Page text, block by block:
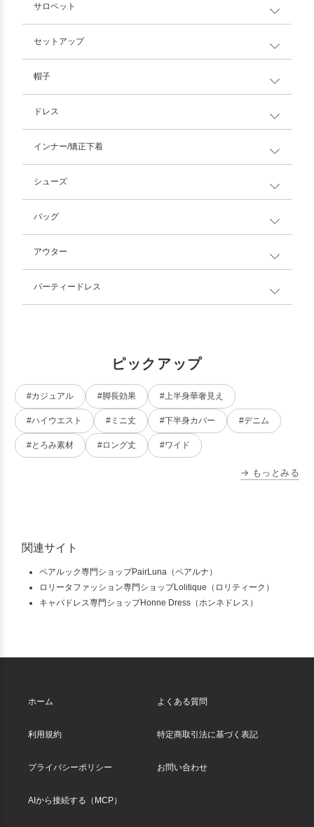
サロペット
セットアップ
帽子
ドレス
インナー/矯正下着
シューズ
バッグ
アウター
パーティードレス
ピックアップ
#カジュアル #脚長効果 #上半身華奢見え
#ハイウエスト #ミニ丈 #下半身カバー #デニム
#とろみ素材 #ロング丈 #ワイド
→ もっとみる
関連サイト
ペアルック専門ショップPairLuna（ペアルナ）
ロリータファッション専門ショップLolitique（ロリティーク）
キャバドレス専門ショップHonne Dress（ホンネドレス）
ホーム よくある質問
利用規約 特定商取引法に基づく表記
プライバシーポリシー お問い合わせ
AIから接続する（MCP）